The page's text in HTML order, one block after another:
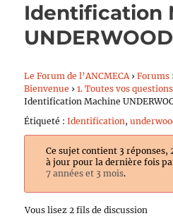
Identification
UNDERWOOD
Le Forum de l’ANCMECA › Forums
Bienvenue › 1. Toutes vos
Identification Machine
Étiqueté :Identification,
Ce sujet contient 3
à jour pour la dernière fois
7 années et 3 mois.
Vous lisez 2 fils de discussion